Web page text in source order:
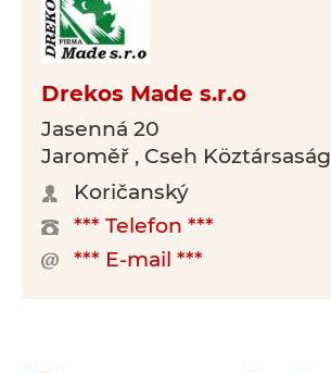
Drekos Made s.r.o
Jasenná 20
Jaroměř , Cseh Köztársaság
Koričanský
*** Telefon ***
*** E-mail ***